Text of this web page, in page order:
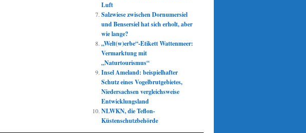
Luft
Salzwiese zwischen Dornumersiel
und Bensersiel hat sich erholt, aber
wie lange?
„Welt(w)erbe“-Etikett Wattenmeer:
Vermarktung mit
„Naturtourismus“
Insel Ameland: beispielhafter
Schutz eines Vogelbrutgebietes,
Niedersachsen vergleichsweise
Entwicklungsland
NLWKN, die Teflon-
Küstenschutzbehörde